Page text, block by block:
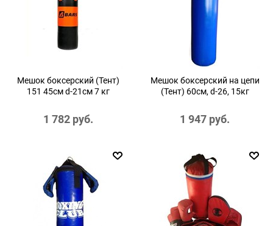
Мешок боксерский (Тент)
151 45см d-21см 7 кг
1 782 руб.
Мешок боксерский на цепи
(Тент) 60см, d-26, 15кг
1 947 руб.